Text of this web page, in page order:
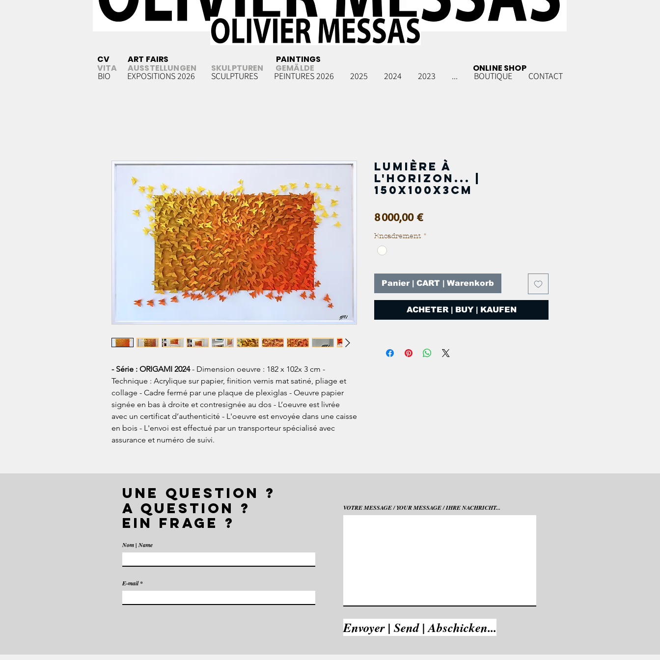
BIO EXPOSITIONS 2026 SCULPTURES PEINTURES 2026 2025 2024 2023 ... BOUTIQUE CONTACT
SKULPTUREN
ART FAIRS
AUSSTELLUNGEN
PAINTINGS
GEMÄLDE ONLINE SHOP
CV
VITA
- Série : ORIGAMI 2024- Dimension oeuvre : 182 x 102x 3 cm -
Technique : Acrylique sur papier, finition vernis mat satiné, pliage et
collage - Cadre fermé par une plaque de plexiglas - Oeuvre papier
signée en bas à droite et contresignée au dos - L’oeuvre est livrée
avec un certificat d’authenticité - L'oeuvre est envoyée dans une caisse
en bois - L'envoi est effectué par un transporteur spécialisé avec
assurance et numéro de suivi.
Lumière à
l'horizon... |
150x100x3cm
8 000,00 €Prix
Encadrement *
Panier | CART | Warenkorb
ACHETER | BUY | KAUFEN
EIN FRAGE ?
UNE QUESTION ?
A QUESTION ?
Nom | Name
E-mail
VOTRE MESSAGE / YOUR MESSAGE / IHRE NACHRICHT...
Envoyer | Send | Abschicken...